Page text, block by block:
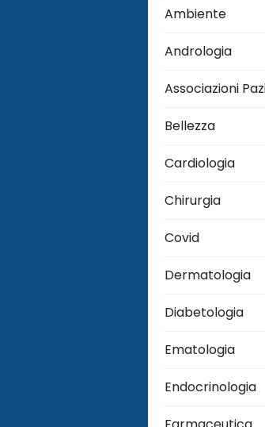
Ambiente
Andrologia
Associazioni
Bellezza
Cardiologia
Chirurgia
Covid
Dermatologia
Diabetologia
Ematologia
Endocrinologia